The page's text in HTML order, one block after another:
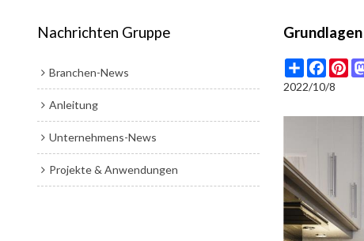
Nachrichten Gruppe
Branchen-News
Anleitung
Unternehmens-News
Projekte & Anwendungen
Share
2022/10/8